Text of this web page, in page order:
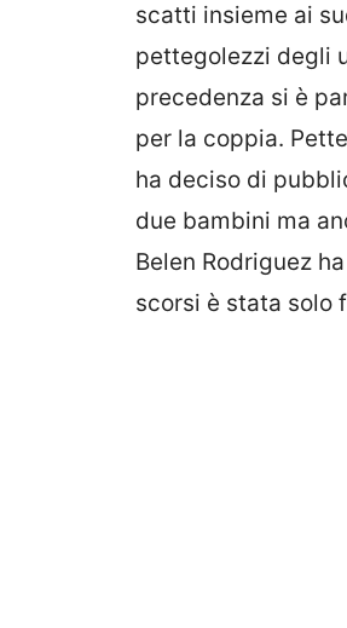
scatti insieme ai
pettegolezzi degli
precedenza si è
per la coppia.
ha deciso di
due bambini ma
Belen Rodriguez
scorsi è stata solo